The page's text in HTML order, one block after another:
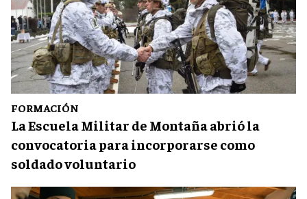
FORMACIÓN
La Escuela Militar de Montaña abrió la
convocatoria para incorporarse como
soldado voluntario